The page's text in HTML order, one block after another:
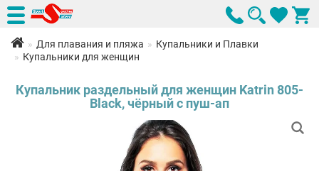
Для плавания и пляжа
Купальники и Плавки
Купальники для женщин
Купальник раздельный для женщин Katrin 805-
Black, чёрный с пуш-ап